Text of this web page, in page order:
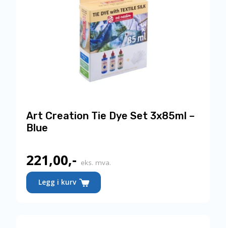
Art Creation Tie Dye Set 3x85ml –
Blue
221,00,- eks. mva.
Legg i kurv